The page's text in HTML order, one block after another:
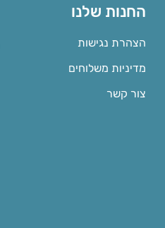
החנות שלנו
הצהרת נגישות
מדיניות משלוחים
צור קשר